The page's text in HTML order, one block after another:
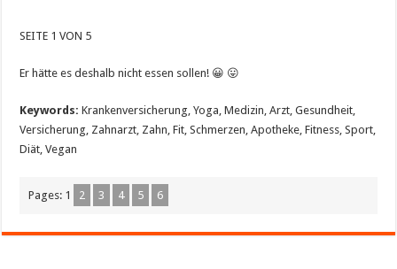
SEITE 1 VON 5
Er hätte es deshalb nicht essen sollen! 😀 😛
Keywords: Krankenversicherung, Yoga, Medizin, Arzt, Gesundheit,
Versicherung, Zahnarzt, Zahn, Fit, Schmerzen, Apotheke, Fitness, Sport,
Diät, Vegan
Pages: 1 2 3 4 5 6